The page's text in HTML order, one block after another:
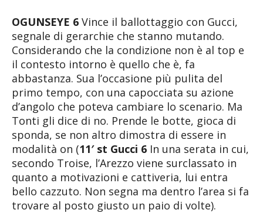
OGUNSEYE 6 Vince il ballottaggio con Gucci,
segnale di gerarchie che stanno mutando.
Considerando che la condizione non è al top e
il contesto intorno è quello che è, fa
abbastanza. Sua l’occasione più pulita del
primo tempo, con una capocciata su azione
d’angolo che poteva cambiare lo scenario. Ma
Tonti gli dice di no. Prende le botte, gioca di
sponda, se non altro dimostra di essere in
modalità on (11′ st Gucci 6 In una serata in cui,
secondo Troise, l’Arezzo viene surclassato in
quanto a motivazioni e cattiveria, lui entra
bello cazzuto. Non segna ma dentro l’area si fa
trovare al posto giusto un paio di volte).